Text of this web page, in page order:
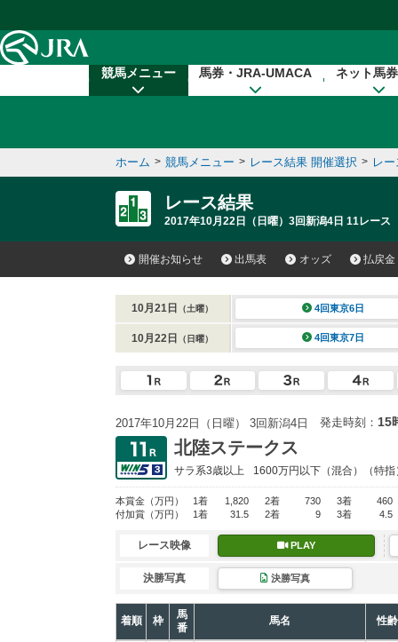
競馬メニュー 馬券・JRA-UMACA ネット馬
ホーム > 競馬メニュー > レース結果 開催選択 > レ
レース結果
2017年10月22日（日曜）3回新潟4日 11レース
開催お知らせ 出馬表 オッズ 払戻金
10月21日 （土曜） 4回東京6日
10月22日 （日曜） 4回東京7日
2017年10月22日（日曜） 3回新潟4日 発走時刻： 15
北陸ステークス
サラ系3歳以上 1600万円以下 （混合）（特指
本賞金 （万円） 1着 1,820 2着 730 3着
460
付加賞 （万円） 1着 31.5 2着 9 3着 4.5
レース映像 PLAY
決勝写真 決勝写真
着順 枠
馬
番
馬名 性齢